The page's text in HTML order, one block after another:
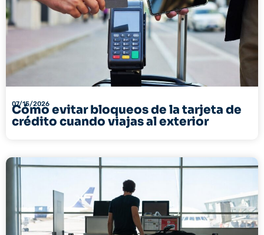
07/15/2026
Cómo evitar bloqueos de la tarjeta de
crédito cuando viajas al exterior